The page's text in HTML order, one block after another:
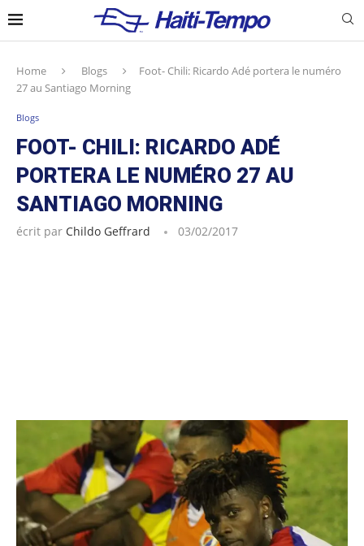
Home Blogs
Foot- Chili: Ricardo Adé portera le numéro
27 au Santiago Morning
Blogs
FOOT- CHILI: RICARDO ADÉ
PORTERA LE NUMÉRO 27 AU
SANTIAGO MORNING
écrit par Childo Geffrard 03/02/2017